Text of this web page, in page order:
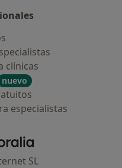
clínicas
nuevo
especialistas
- Página de inicio
SL